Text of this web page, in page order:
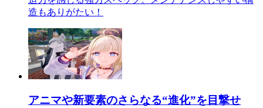
造もありがたい！
アニマや新要素のさらなる“進化”を目撃せ